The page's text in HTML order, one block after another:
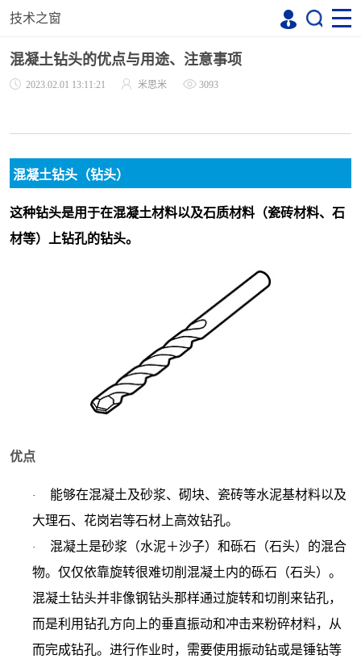
技术之窗
混凝土钻头的优点与用途、注意事项
2023.02.01 13:11:21 米思米 3093
混凝土钻头（钻头）
这种钻头是用于在混凝土材料以及石质材料（瓷砖材料、石
材等）上钻孔的钻头。
优点
·
能够在混凝土及砂浆、砌块、瓷砖等水泥基材料以及
大理石、花岗岩等石材上高效钻孔。
·
混凝土是砂浆（水泥＋沙子）和砾石（石头）的混合
物。仅仅依靠旋转很难切削混凝土内的砾石（石头）。
混凝土钻头并非像钢钻头那样通过旋转和切削来钻孔，
而是利用钻孔方向上的垂直振动和冲击来粉碎材料，从
而完成钻孔。进行作业时，需要使用振动钻或是锤钻等